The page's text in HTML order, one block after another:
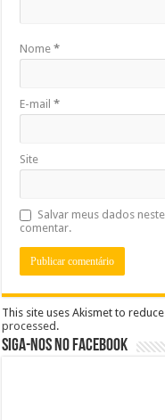
Nome*
E-mail*
Site
Salvar meus dados
comentar.
This site uses Akismet to
processed .
Siga-nos no Facebook